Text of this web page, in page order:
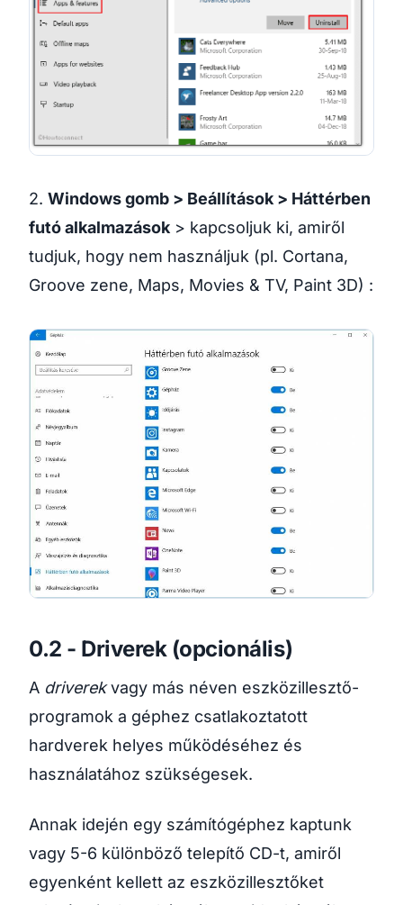
2. Windows gomb > Beállítások > Háttérben
futó alkalmazások > kapcsoljuk ki, amiről
tudjuk, hogy nem használjuk (pl. Cortana,
Groove zene, Maps, Movies & TV, Paint 3D) :
0.2 - Driverek (opcionális)
A driverekvagy más néven eszközillesztő-
programok a géphez csatlakoztatott
hardverek helyes működéséhez és
használatához szükségesek.
Annak idején egy számítógéphez kaptunk
vagy 5-6 különböző telepítő CD-t, amiről
egyenként kellett az eszközillesztőket